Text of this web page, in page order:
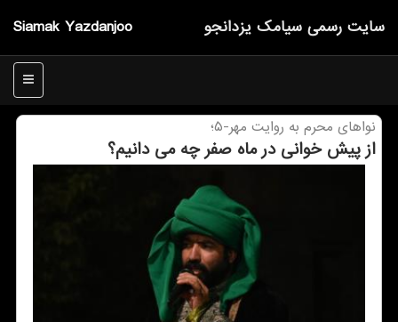
Siamak Yazdanjoo سایت رسمی سیامك یزدانجو
منو
نواهای محرم به روایت مهر-۵؛
از پیش خوانی در ماه صفر چه می دانیم؟